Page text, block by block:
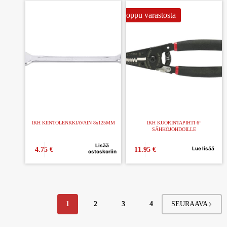
IKH KIINTOLENKKIAVAIN 8x125MM
4.75€
Lisää
ostoskoriin
Loppu varastosta
IKH KUORINTAPIHTI 6”
SÄHKÖJOHDOILLE
11.95 € Lue lisää
1 2 3 4